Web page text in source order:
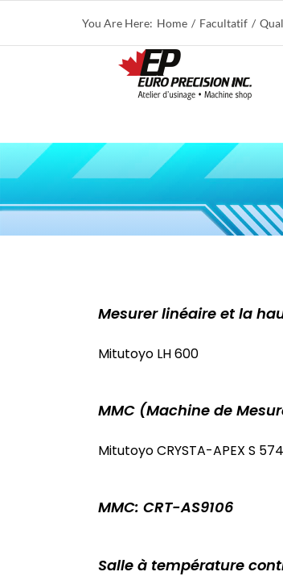
You Are Here: Home Facultatif
Mesurer linéaire et la
Mitutoyo LH 600
MMC (Machine de
Mitutoyo CRYSTA-APEX S 574
MMC: CRT-AS9106
Salle à température